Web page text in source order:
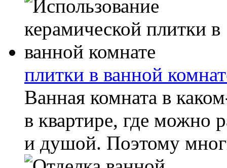
плитки в ванной
Ванная комната в
в квартире, где можно
и душой. Поэтому